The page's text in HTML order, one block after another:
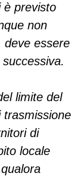
è previsto
non
deve essere
limite del
trasmissione
di
locale